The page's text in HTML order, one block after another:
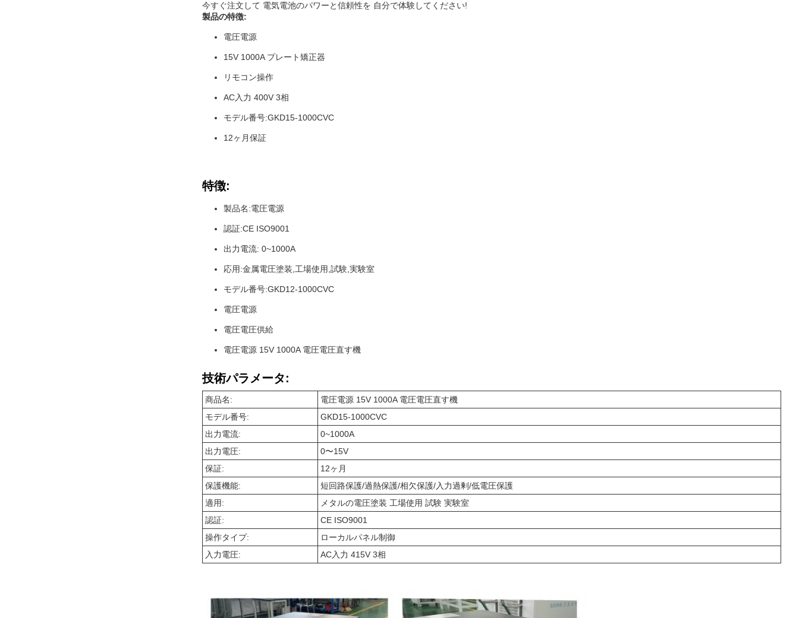
今すぐ注文して 電気電池のパワーと信頼性を 自分で体験してください!
製品の特徴:
電圧電源
15V 1000A プレート矯正器
リモコン操作
AC入力 400V 3相
モデル番号:GKD15-1000CVC
12ヶ月保証
特徴:
製品名:電圧電源
認証:CE ISO9001
出力電流: 0~1000A
応用:金属電圧塗装,工場使用,試験,実験室
モデル番号:GKD12-1000CVC
電圧電源
電圧電圧供給
電圧電源 15V 1000A 電圧電圧直す機
技術パラメータ:
商品名:
電圧電源 15V 1000A 電圧電圧直す機
モデル番号:
GKD15-1000CVC
出力電流:
0~1000A
出力電圧:
0〜15V
保証:
12ヶ月
保護機能:
短回路保護/過熱保護/相欠保護/入力過剰/低電圧保護
適用:
メタルの電圧塗装 工場使用 試験 実験室
認証:
CE ISO9001
操作タイプ:
ローカルパネル制御
入力電圧:
AC入力 415V 3相